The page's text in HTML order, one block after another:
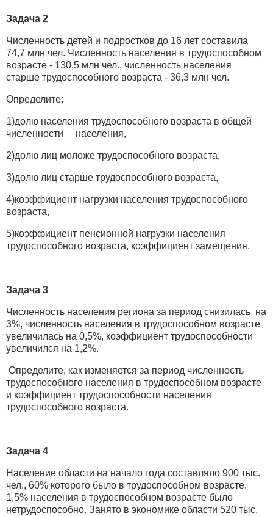
Задача 2
Численность детей и подростков до 16 лет составила
74,7 млн чел. Численность населения в трудоспособном
возрасте - 130,5 млн чел., численность населения
старше трудоспособного возраста - 36,3 млн чел.
Определите:
1)долю населения трудоспособного возраста в общей
численности населения,
2)долю лиц моложе трудоспособного возраста,
3)долю лиц старше трудоспособного возраста,
4)коэффициент нагрузки населения трудоспособного
возраста,
5)коэффициент пенсионной нагрузки населения
трудоспособного возраста, коэффициент замещения.
Задача 3
Численность населения региона за период снизилась на
3%, численность населения в трудоспособном возрасте
увеличилась на 0,5%, коэффициент трудоспособности
увеличился на 1,2%.
Определите, как изменяется за период численность
трудоспособного населения в трудоспособном возрасте
и коэффициент трудоспособности населения
трудоспособного возраста.
Задача 4
Население области на начало года составляло 900 тыс.
чел., 60% которого было в трудоспособном возрасте.
1,5% населения в трудоспособном возрасте было
нетрудоспособно. Занято в экономике области 520 тыс.